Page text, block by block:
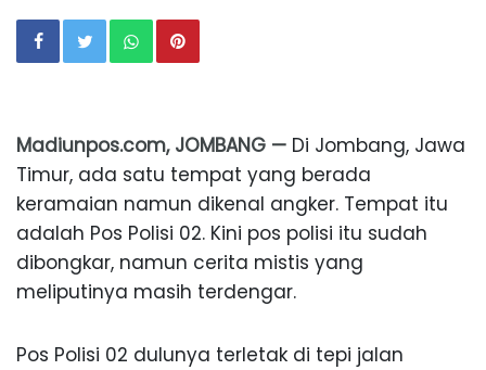
Madiunpos.com, JOMBANG — Di Jombang, Jawa
Timur, ada satu tempat yang berada
keramaian namun dikenal angker. Tempat itu
adalah Pos Polisi 02. Kini pos polisi itu sudah
dibongkar, namun cerita mistis yang
meliputinya masih terdengar.
Pos Polisi 02 dulunya terletak di tepi jalan